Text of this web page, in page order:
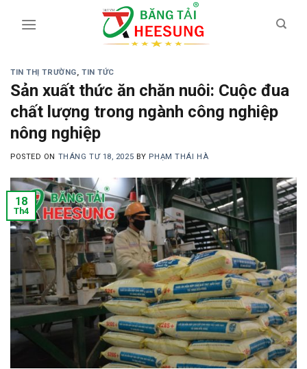
TIN THỊ TRƯỜNG, TIN TỨC
Sản xuất thức ăn chăn nuôi: Cuộc đua
chất lượng trong ngành công nghiệp
nông nghiệp
POSTED ON THÁNG TƯ 18, 2025 BY PHẠM THÁI HÀ
18
Th4